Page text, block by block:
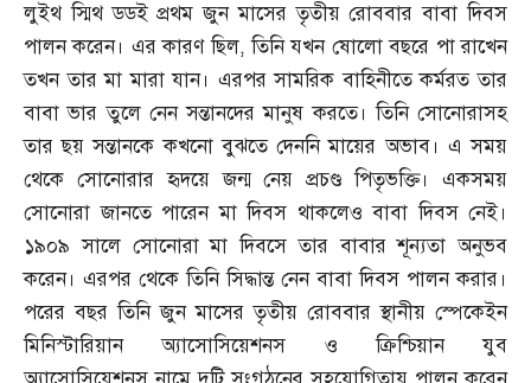
লুইথ স্মিথ ডডই প্রথম জুন মাসের তৃতীয় রোববার বাবা দিবস
পালন করেন। এর কারণ ছিল,তিনি যখন ষোলো বছরে পা রাখেন
তখন তার মা মারা যান। এরপর সামরিক বাহিনীতে কর্মরত তার
বাবা ভার তুলে নেন সন্তানদের মানুষ করতে। তিনি সোনোরাসহ
তার ছয় সন্তানকে কখনো বুঝতে দেননি মায়ের অভাব। এ সময়
থেকে সোনোরার হৃদয়ে জন্ম নেয় প্রচণ্ড পিতৃভক্তি। একসময়
সোনোরা জানতে পারেন মা দিবস থাকলেও বাবা দিবস নেই।
১৯০৯ সালে সোনোরা মা দিবসে তার বাবার শূন্যতা অনুভব
করেন। এরপর থেকে তিনি সিদ্ধান্ত নেন বাবা দিবস পালন করার।
পরের বছর তিনি জুন মাসের তৃতীয় রোববার স্থানীয় স্পেকেইন
মিনিস্টারিয়ান অ্যাসোসিয়েশনস ও ক্রিশ্চিয়ান যুব